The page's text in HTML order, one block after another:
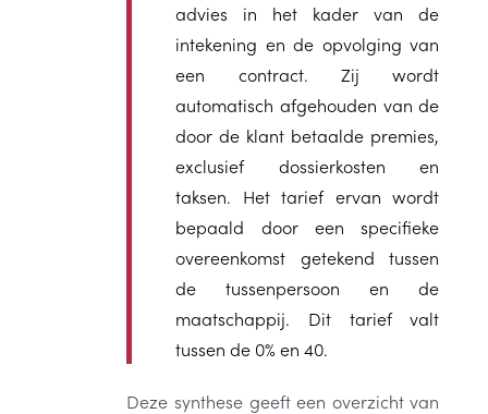
advies in het kader van de
intekening en de opvolging van
een contract. Zij wordt
automatisch afgehouden van de
door de klant betaalde premies,
exclusief dossierkosten en
taksen. Het tarief ervan wordt
bepaald door een specifieke
overeenkomst getekend tussen
de tussenpersoon en de
maatschappij. Dit tarief valt
tussen de 0% en 40.
Deze synthese geeft een overzicht van